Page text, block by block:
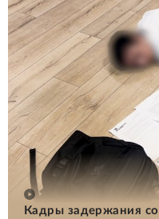
Кадры задержания